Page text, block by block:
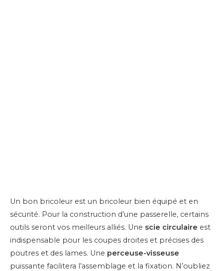
Un bon bricoleur est un bricoleur bien équipé et en
sécurité. Pour la construction d’une passerelle, certains
outils seront vos meilleurs alliés. Une scie circulaire est
indispensable pour les coupes droites et précises des
poutres et des lames. Une perceuse-visseuse
puissante facilitera l’assemblage et la fixation. N’oubliez